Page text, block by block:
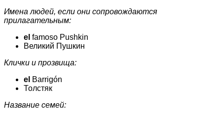
Имена людей, если они сопровождаются
прилагательным:
el famoso Pushkin
Великий Пушкин
Клички и прозвища:
el Barrigón
Толстяк
Название семей: